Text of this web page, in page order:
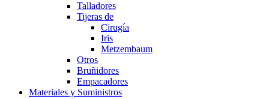
Talladores
Tijeras de
Cirugía
Iris
Metzembaum
Otros
Bruñidores
Empacadores
Materiales y Suministros